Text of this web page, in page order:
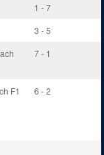
1 - 7
3 - 5
7 - 1
F1 6 - 2